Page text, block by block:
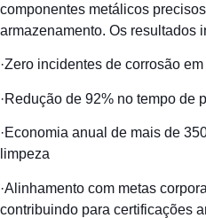
componentes metálicos
armazenamento. Os resultados
·Zero incidentes de corrosão
·Redução de 92% no tempo de
·Economia anual de mais de
limpeza
·Alinhamento com metas
contribuindo para certificações